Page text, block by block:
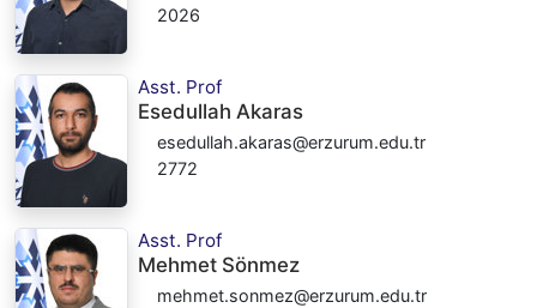
2026
Asst. Prof
Esedullah Akaras
esedullah.akaras@erzurum.edu.tr
2772
Asst. Prof
Mehmet Sönmez
mehmet.sonmez@erzurum.edu.tr